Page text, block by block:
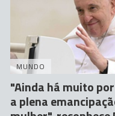
MUNDO
"Ainda há muito
a plena